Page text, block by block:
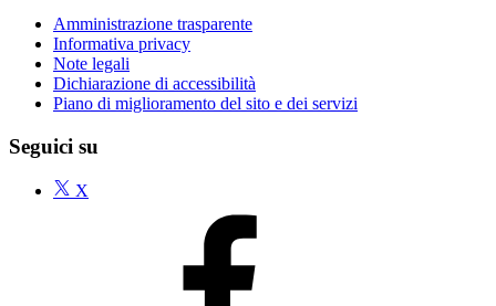
Amministrazione trasparente
Informativa privacy
Note legali
Dichiarazione di accessibilità
Piano di miglioramento del sito e dei servizi
Seguici su
X